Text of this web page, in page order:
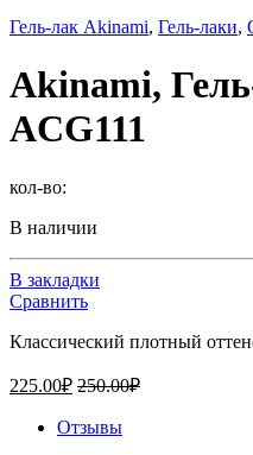
Гель-лак Akinami, Гель-лаки,
Akinami,
AСG111
кол-во:
В наличии
В закладки
Сравнить
Классический плотный
225.00₽ 250.00₽
Отзывы